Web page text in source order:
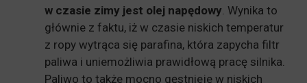
w czasie zimy jest olej napędowy . Wynika to
głównie z faktu, iż w czasie niskich temperatur
z ropy wytrąca się parafina, która zapycha filtr
paliwa i uniemożliwia prawidłową pracę silnika.
Paliwo to także mocno gęstnieje w niskich